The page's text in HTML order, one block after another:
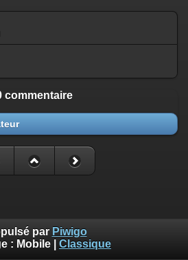
commentaire
par Piwigo
: Mobile Classique